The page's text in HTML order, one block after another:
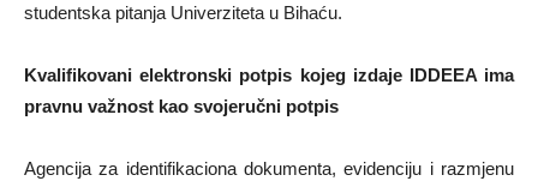
studentska pitanja Univerziteta u Bihaću.
Kvalifikovani elektronski potpis kojeg izdaje IDDEEA ima
pravnu važnost kao svojeručni potpis
Agencija za identifikaciona dokumenta, evidenciju i razmjenu